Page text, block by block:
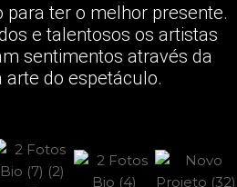
ter o melhor presente.
e talentosos os artistas
sentimentos através da
arte do espetáculo.